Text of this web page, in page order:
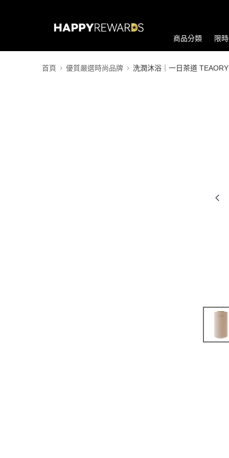
商品分類 限
首頁 優質嚴選時尚品牌 洗潤沐浴｜一日茶道 TEAORY